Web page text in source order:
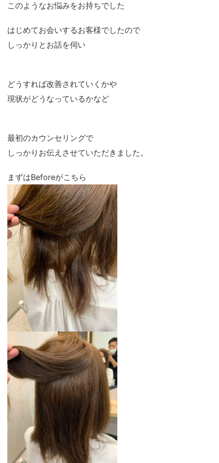
このようなお悩みをお持ちでした
はじめてお会いするお客様でしたので
しっかりとお話を伺い
どうすれば改善されていくかや
現状がどうなっているかなど
最初のカウンセリングで
しっかりお伝えさせていただきました。
まずはBeforeがこちら